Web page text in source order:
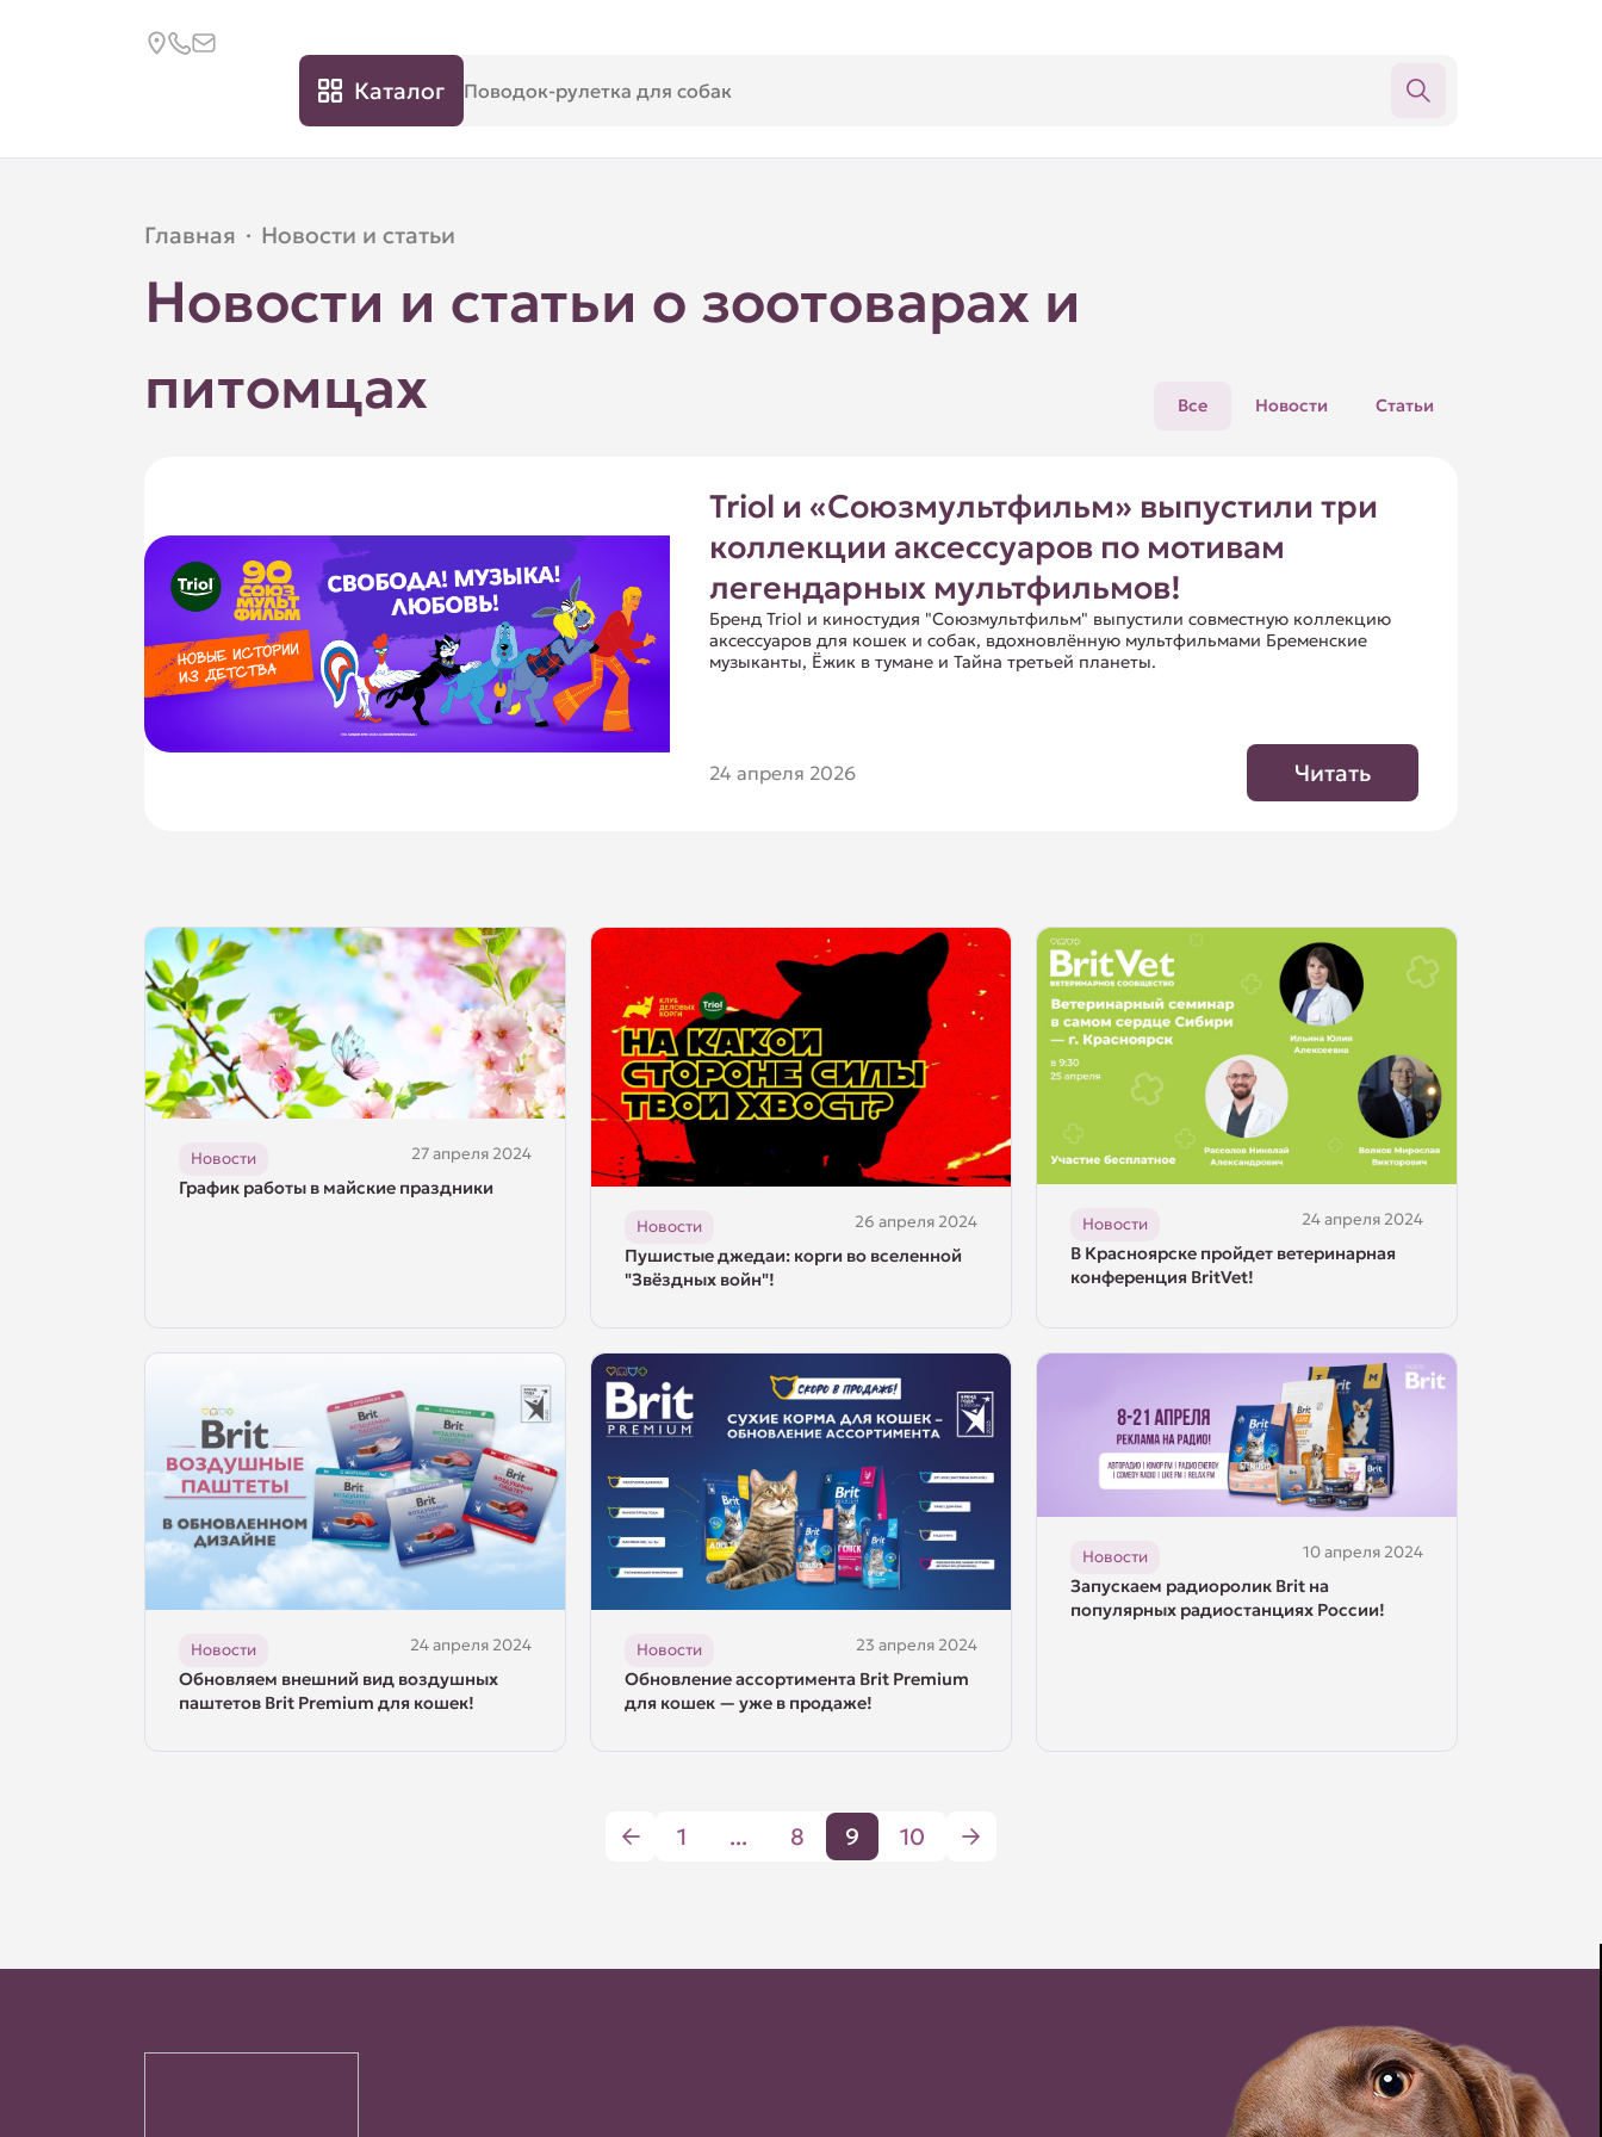
Каталог
Главная · Новости и статьи
Новости и статьи о зоотоварах и
питомцах
Все Новости Статьи
Triol и «Союзмультфильм» выпустили три
коллекции аксессуаров по мотивам
легендарных мультфильмов!
Бренд Triol и киностудия "Союзмультфильм" выпустили совместную коллекцию
аксессуаров для кошек и собак, вдохновлённую мультфильмами Бременские
музыканты, Ёжик в тумане и Тайна третьей планеты.
24 апреля 2026 Читать
Новости 27 апреля 2024
График работы в майские праздники
Новости 26 апреля 2024
Пушистые джедаи: корги во вселенной
"Звёздных войн"!
Новости 24 апреля 2024
В Красноярске пройдет ветеринарная
конференция BritVet!
Новости 24 апреля 2024
Обновляем внешний вид воздушных
паштетов Brit Premium для кошек!
Новости 23 апреля 2024
Обновление ассортимента Brit Premium
для кошек — уже в продаже!
Новости 10 апреля 2024
Запускаем радиоролик Brit на
популярных радиостанциях России!
1 ... 8 9 10